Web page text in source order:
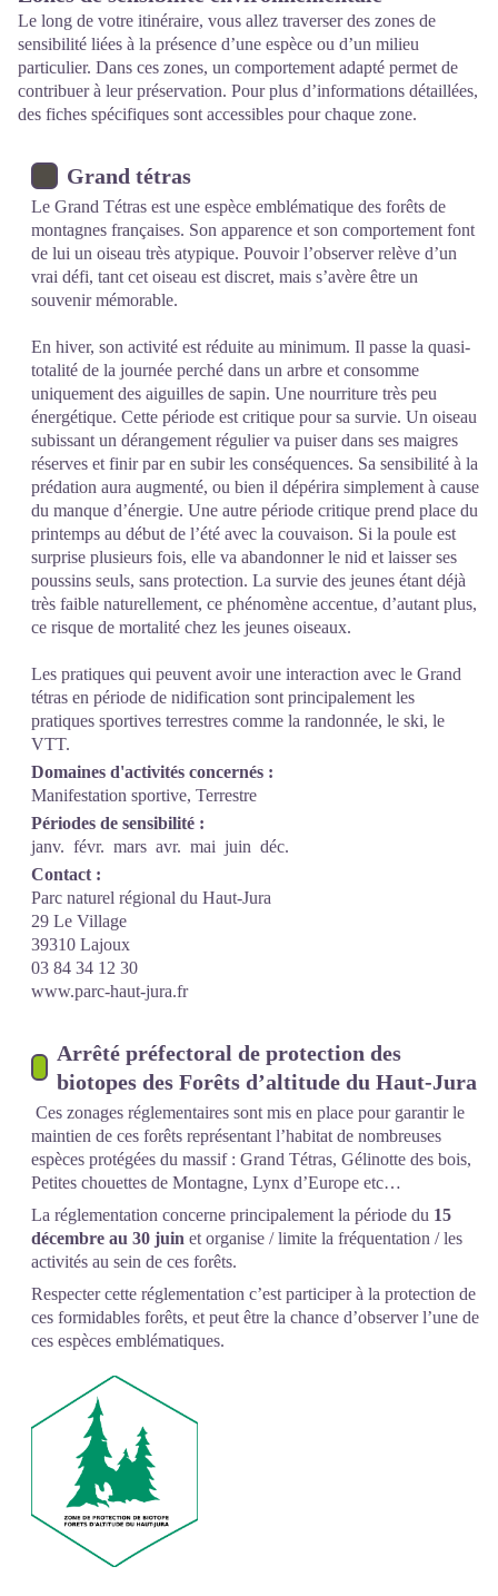
Le long de votre itinéraire, vous allez traverser des zones de
sensibilité liées à la présence d’une espèce ou d’un milieu
particulier. Dans ces zones, un comportement adapté permet de
contribuer à leur préservation. Pour plus d’informations détaillées,
des fiches spécifiques sont accessibles pour chaque zone.
Grand tétras
Le Grand Tétras est une espèce emblématique des forêts de
montagnes françaises. Son apparence et son comportement font
de lui un oiseau très atypique. Pouvoir l’observer relève d’un
vrai défi, tant cet oiseau est discret, mais s’avère être un
souvenir mémorable.
En hiver, son activité est réduite au minimum. Il passe la quasi-
totalité de la journée perché dans un arbre et consomme
uniquement des aiguilles de sapin. Une nourriture très peu
énergétique. Cette période est critique pour sa survie. Un oiseau
subissant un dérangement régulier va puiser dans ses maigres
réserves et finir par en subir les conséquences. Sa sensibilité à la
prédation aura augmenté, ou bien il dépérira simplement à cause
du manque d’énergie. Une autre période critique prend place du
printemps au début de l’été avec la couvaison. Si la poule est
surprise plusieurs fois, elle va abandonner le nid et laisser ses
poussins seuls, sans protection. La survie des jeunes étant déjà
très faible naturellement, ce phénomène accentue, d’autant plus,
ce risque de mortalité chez les jeunes oiseaux.
Les pratiques qui peuvent avoir une interaction avec le Grand
tétras en période de nidification sont principalement les
pratiques sportives terrestres comme la randonnée, le ski, le
VTT.
Domaines d'activités concernés :
Manifestation sportive, Terrestre
Périodes de sensibilité :
janv. févr. mars avr. mai juin déc.
Contact :
Parc naturel régional du Haut-Jura
29 Le Village
39310 Lajoux
03 84 34 12 30
www.parc-haut-jura.fr
Arrêté préfectoral de protection des
biotopes des Forêts d’altitude du Haut-Jura
Ces zonages réglementaires sont mis en place pour garantir le
maintien de ces forêts représentant l’habitat de nombreuses
espèces protégées du massif : Grand Tétras, Gélinotte des bois,
Petites chouettes de Montagne, Lynx d’Europe etc…
La réglementation concerne principalement la période du 15
décembre au 30 juin et organise / limite la fréquentation / les
activités au sein de ces forêts.
Respecter cette réglementation c’est participer à la protection de
ces formidables forêts, et peut être la chance d’observer l’une de
ces espèces emblématiques.